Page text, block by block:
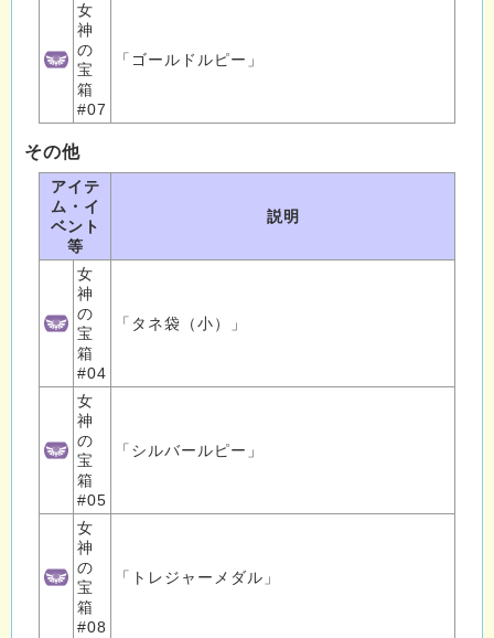
女
神
の
宝
箱
#07
「ゴールドルピー」
その他
アイテ
ム・イ
ベント
等
説明
女
神
の
宝
箱
#04
「タネ袋（小）」
女
神
の
宝
箱
#05
「シルバールピー」
女
神
の
宝
箱
#08
「トレジャーメダル」